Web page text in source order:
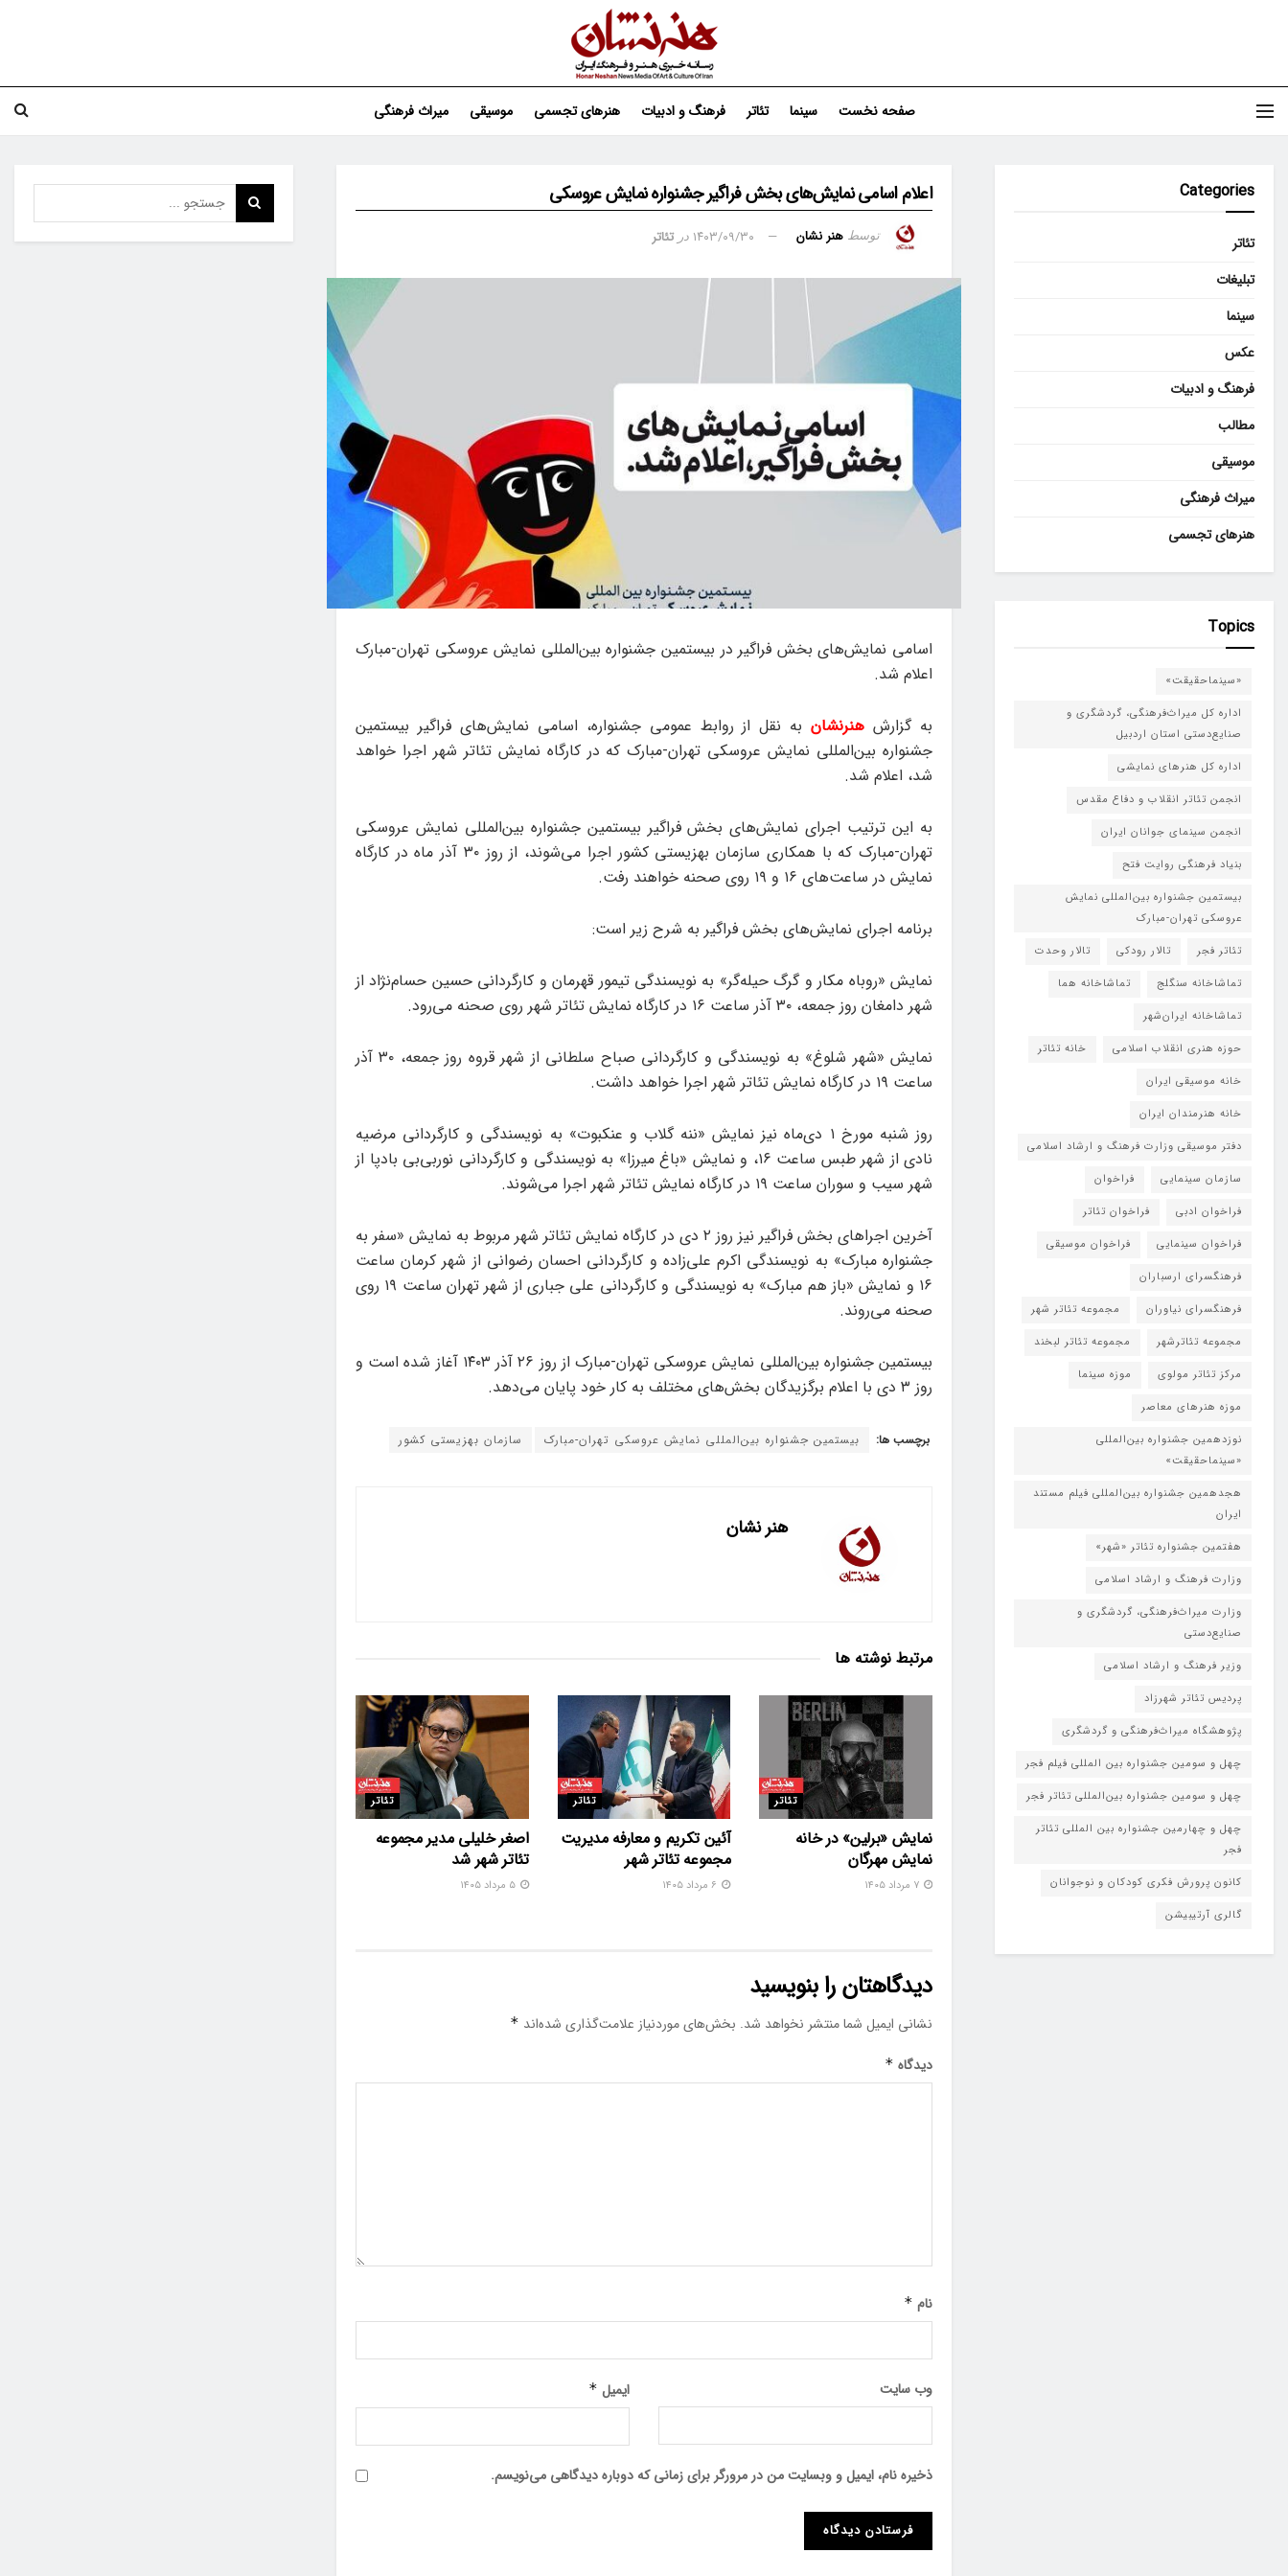
صفحه نخست سینما تئاتر فرهنگ و ادبیات هنرهای تجسمی موسیقی میراث فرهنگی
اعلام اسامی نمایش‌های بخش فراگیر جشنواره نمایش عروسکی
توسط هنر نشان ۱۴۰۳/۰۹/۳۰ در تئاتر
اسامی نمایش‌های بخش فراگیر در بیستمین جشنواره بین‌المللی نمایش عروسکی تهران-مبارک
اعلام شد.
به گزارش هنرنشان به نقل از روابط عمومی جشنواره، اسامی نمایش‌های فراگیر بیستمین
جشنواره بین‌المللی نمایش عروسکی تهران-مبارک که در کارگاه نمایش تئاتر شهر اجرا خواهد
شد، اعلام شد.
به این ترتیب اجرای نمایش‌های بخش فراگیر بیستمین جشنواره بین‌المللی نمایش عروسکی
تهران-مبارک که با همکاری سازمان بهزیستی کشور اجرا می‌شوند، از روز ۳۰ آذر ماه در کارگاه
نمایش در ساعت‌های ۱۶ و ۱۹ روی صحنه خواهند رفت.
برنامه اجرای نمایش‌های بخش فراگیر به شرح زیر است:
نمایش «روباه مکار و گرگ حیله‌گر» به نویسندگی تیمور قهرمان و کارگردانی حسین حسام‌نژاد از
شهر دامغان روز جمعه، ۳۰ آذر ساعت ۱۶ در کارگاه نمایش تئاتر شهر روی صحنه می‌رود.
نمایش «شهر شلوغ» به نویسندگی و کارگردانی صباح سلطانی از شهر قروه روز جمعه، ۳۰ آذر
ساعت ۱۹ در کارگاه نمایش تئاتر شهر اجرا خواهد داشت.
روز شنبه مورخ ۱ دی‌ماه نیز نمایش «ننه گلاب و عنکبوت» به نویسندگی و کارگردانی مرضیه
نادی از شهر طبس ساعت ۱۶، و نمایش «باغ میرزا» به نویسندگی و کارگردانی نوربی‌بی بادپا از
شهر سیب و سوران ساعت ۱۹ در کارگاه نمایش تئاتر شهر اجرا می‌شوند.
آخرین اجراهای بخش فراگیر نیز روز ۲ دی‌ در کارگاه نمایش تئاتر شهر مربوط به نمایش «سفر به
جشنواره مبارک» به نویسندگی اکرم علی‌زاده و کارگردانی احسان رضوانی از شهر کرمان ساعت
۱۶ و نمایش «باز هم مبارک» به نویسندگی و کارگردانی علی جباری از شهر تهران ساعت ۱۹ روی
صحنه می‌روند.
بیستمین جشنواره بین‌المللی نمایش عروسکی تهران-مبارک از روز ۲۶ آذر ۱۴۰۳ آغاز شده است و
روز ۳ دی‌ با اعلام برگزیدگان بخش‌های مختلف به کار خود پایان می‌دهد.
برچسب ها: بیستمین جشنواره بین‌المللی نمایش عروسکی تهران-مبارک سازمان بهزیستی کشور
هنر نشان
مرتبط نوشته ها
تئاتر
نمایش «برلین» در خانه
نمایش مهرگان
تئاتر
آئین تکریم و معارفه مدیریت
مجموعه تئاتر شهر
تئاتر
اصغر خلیلی مدیر مجموعه
تئاتر شهر شد
۵ مرداد ۱۴۰۵
دیدگاهتان را بنویسید
نشانی ایمیل شما منتشر نخواهد شد. بخش‌های موردنیاز علامت‌گذاری شده‌اند *
دیدگاه *
نام *
ایمیل * وب‌ سایت
ذخیره نام، ایمیل و وبسایت من در مرورگر برای زمانی که دوباره دیدگاهی می‌نویسم.
Categories
تئاتر
تبلیغات
سینما
عکس
فرهنگ و ادبیات
مطالب
موسیقی
میراث فرهنگی
هنرهای تجسمی
Topics
«سینماحقیقت»
اداره کل میراث‌فرهنگی، گردشگری و
صنایع‌دستی استان اردبیل
اداره کل هنرهای نمایشی
انجمن تئاتر انقلاب و دفاع مقدس
انجمن سینمای جوانان ایران
بنیاد فرهنگی روایت فتح
بیستمین جشنواره بین‌المللی نمایش
عروسکی تهران-مبارک
تئاتر فجر
تالار رودکی
تالار وحدت
تماشاخانه سنگلج
تماشاخانه هما
تماشاخانه‌ ایران‌شهر
حوزه هنری انقلاب اسلامی
خانه تئاتر
خانه موسیقی ایران
خانه هنرمندان ایران
دفتر موسیقی وزارت فرهنگ و ارشاد اسلامی
سازمان سینمایی
فراخوان
فراخوان ادبی
فراخوان تئاتر
فراخوان سینمایی
فراخوان موسیقی
فرهنگسرای ارسباران
فرهنگسرای نیاوران
مجموعه تئاتر شهر
مجموعه تئاترشهر
مجموعه تئاتر لبخند
مرکز تئاتر مولوی
موزه سینما
موزه هنرهای معاصر
نوزدهمین جشنواره بین‌المللی
«سینماحقیقت»
هجدهمین جشنواره بین‌المللی فیلم مستند
ایران
هفتمین جشنواره تئاتر «شهر»
وزارت فرهنگ و ارشاد اسلامی
وزارت میراث‌فرهنگی، گردشگری و
صنایع‌دستی
وزیر فرهنگ و ارشاد اسلامی
پردیس تئاتر شهرزاد
پژوهشگاه میراث‌فرهنگی و گردشگری
چهل و سومین جشنواره بین المللی فیلم فجر
چهل و سومین جشنواره بین‌المللی تئاتر فجر
چهل و چهارمین جشنواره بین المللی تئاتر
فجر
کانون پرورش فکری کودکان و نوجوانان
گالری آرتیبیشن